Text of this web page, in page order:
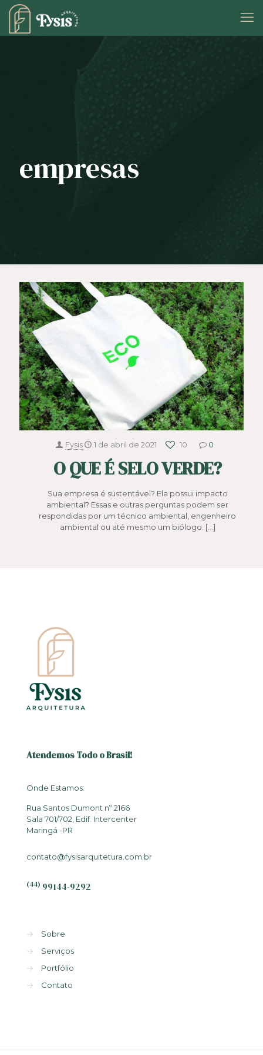
empresas
Fysis 1 de abril de 2021 10 0
O QUE É SELO VERDE?
Sua empresa é sustentável? Ela possui impacto
ambiental? Essas e outras perguntas podem ser
respondidas por um técnico ambiental, engenheiro
ambiental ou até mesmo um biólogo. […]
Atendemos Todo o Brasil!
Onde Estamos:
Rua Santos Dumont nº 2166
Sala 701/702, Edif. Intercenter
Maringá -PR
contato@fysisarquitetura.com.br
(44) 99144-9292
→
Sobre
→
Serviços
→
Portfólio
→
Contato